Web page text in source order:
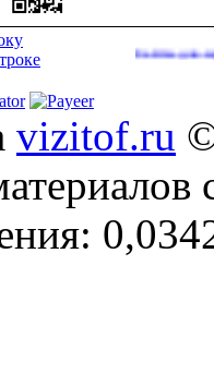
Сайты для заработка
vizitof.ru